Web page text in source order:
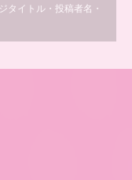
タイトル・投稿者名・